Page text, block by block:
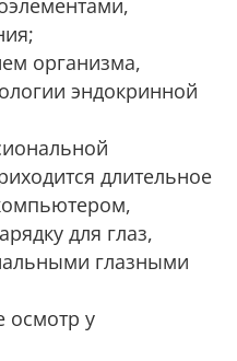
организма,
эндокринной
длительное
для глаз,
глазными
осмотр у